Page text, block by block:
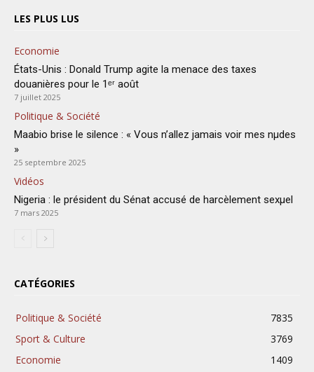
LES PLUS LUS
Economie
États-Unis : Donald Trump agite la menace des taxes
douanières pour le 1ᵉʳ août
7 juillet 2025
Politique & Société
Maabio brise le silence : « Vous n’allez jamais voir mes nμdes
»
25 septembre 2025
Vidéos
Nigeria : le président du Sénat accusé de harcèlement sexµel
7 mars 2025
CATÉGORIES
Politique & Société
7835
Sport & Culture
3769
Economie
1409